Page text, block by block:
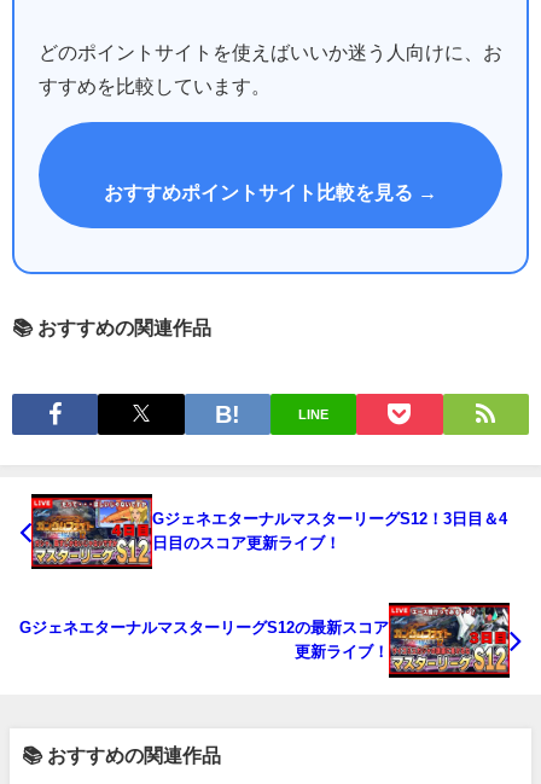
どのポイントサイトを使えばいいか迷う人向けに、お
すすめを比較しています。
おすすめポイントサイト比較を見る →
📚 おすすめの関連作品
LINE
GジェネエターナルマスターリーグS12！3日目＆4
日目のスコア更新ライブ！
GジェネエターナルマスターリーグS12の最新スコア
更新ライブ！
📚 おすすめの関連作品